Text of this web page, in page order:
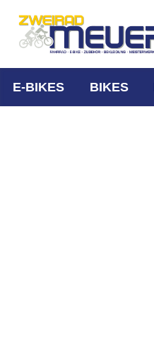
E-BIKES BIKES